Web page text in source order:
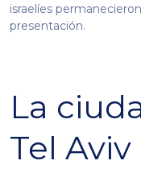
israelíes
presentación.
La
Tel Aviv